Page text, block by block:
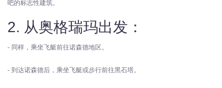
吧的标志性建筑。
2. 从奥格瑞玛出发：
- 同样，乘坐飞艇前往诺森德地区。
- 到达诺森德后，乘坐飞艇或步行前往黑石塔。